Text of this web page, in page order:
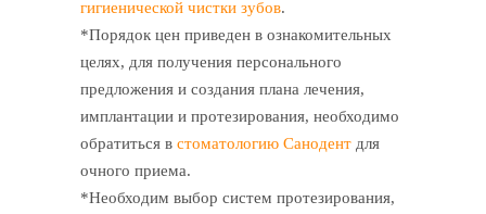
гигиенической чистки зубов.
*Порядок цен приведен в ознакомительных
целях, для получения персонального
предложения и создания плана лечения,
имплантации и протезирования, необходимо
обратиться в стоматологию Санодент для
очного приема.
*Необходим выбор систем протезирования,